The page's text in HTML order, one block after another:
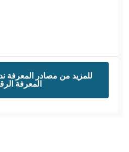
للمزيد من مصادر المعرفة
المعرفة